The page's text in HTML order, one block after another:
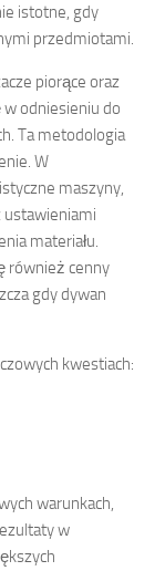
istotne, gdy
przedmiotami.
piorące oraz
odniesieniu do
Ta metodologia
W
maszyny,
ustawieniami
materiału.
również cenny
gdy dywan
kwestiach:
warunkach,
w